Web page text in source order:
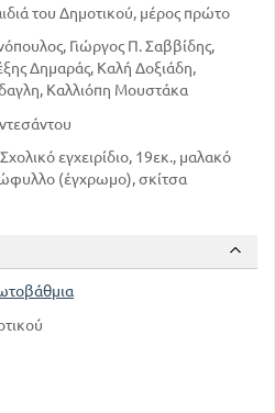
του Δημοτικού, μέρος πρώτο
Γιώργος Π. Σαββίδης,
Δημαράς, Καλή Δοξιάδη,
Καλλιόπη Μουστάκα
Σχολικό εγχειρίδιο, 19εκ., μαλακό
(έγχρωμο), σκίτσα